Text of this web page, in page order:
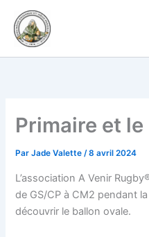
contenu
Primaire et le
ParJade Valette/8 avril 2024
L’association A Venir
de GS/CP à CM2 pendant
découvrir le ballon ovale.